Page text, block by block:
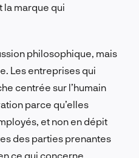
la marque qui
philosophique, mais
Les entreprises qui
centrée sur l’humain
parce qu’elles
et non en dépit
des parties prenantes
ce qui concerne